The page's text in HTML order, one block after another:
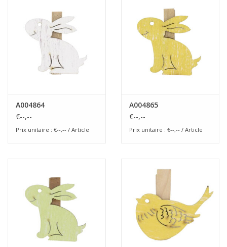
A004864
€--,--
Prix unitaire : €--,-- / Article
A004865
€--,--
Prix unitaire : €--,-- / Article